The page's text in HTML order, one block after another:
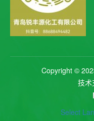
Copyright ©
技术
Select